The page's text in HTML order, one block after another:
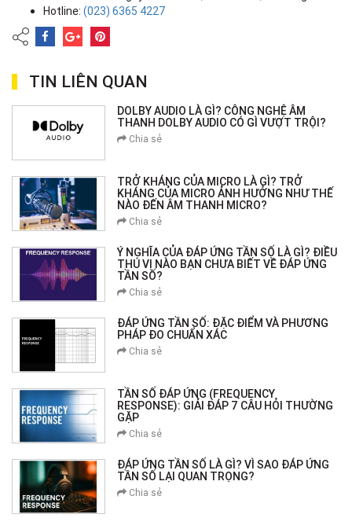
Hotline: (023) 6365 4227
TIN LIÊN QUAN
DOLBY AUDIO LÀ GÌ? CÔNG NGHỆ ÂM
THANH DOLBY AUDIO CÓ GÌ VƯỢT TRỘI?
Chia sẻ
TRỞ KHÁNG CỦA MICRO LÀ GÌ? TRỞ
KHÁNG CỦA MICRO ẢNH HƯỞNG NHƯ THẾ
NÀO ĐẾN ÂM THANH MICRO?
Chia sẻ
Ý NGHĨA CỦA ĐÁP ỨNG TẦN SỐ LÀ GÌ? ĐIỀU
THÚ VỊ NÀO BẠN CHƯA BIẾT VỀ ĐÁP ỨNG
TẦN SỐ?
Chia sẻ
ĐÁP ỨNG TẦN SỐ: ĐẶC ĐIỂM VÀ PHƯƠNG
PHÁP ĐO CHUẨN XÁC
Chia sẻ
TẦN SỐ ĐÁP ỨNG (FREQUENCY
RESPONSE): GIẢI ĐÁP 7 CÂU HỎI THƯỜNG
GẶP
Chia sẻ
ĐÁP ỨNG TẦN SỐ LÀ GÌ? VÌ SAO ĐÁP ỨNG
TẦN SỐ LẠI QUAN TRỌNG?
Chia sẻ